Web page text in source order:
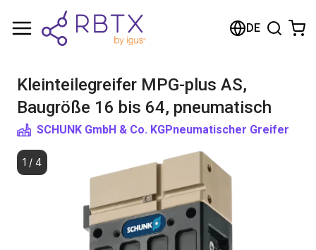
DE
Kleinteilegreifer MPG-plus AS,
Baugröße 16 bis 64, pneumatisch
SCHUNK GmbH & Co. KGPneumatischer Greifer
1 / 4
Warenkorb
Im Shop stöbern